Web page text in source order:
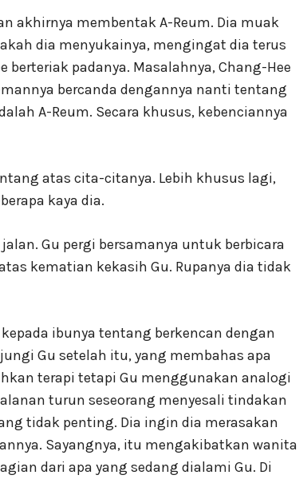
akhirnya membentak A-Reum. Dia muak
dia menyukainya, mengingat dia terus
padanya. Masalahnya, Chang-Hee
bercanda dengannya nanti tentang
A-Reum. Secara khusus, kebenciannya
atas cita-citanya. Lebih khusus lagi,
kaya dia.
Gu pergi bersamanya untuk berbicara
kematian kekasih Gu. Rupanya dia tidak
ibunya tentang berkencan dengan
Gu setelah itu, yang membahas apa
terapi tetapi Gu menggunakan analogi
turun seseorang menyesali tindakan
tidak penting. Dia ingin dia merasakan
Sayangnya, itu mengakibatkan wanita
dari apa yang sedang dialami Gu. Di